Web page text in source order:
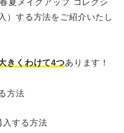
夏メイクアップ コレクシ
）する方法をご紹介いたし
きくわけて4つあります！
方法
入する方法